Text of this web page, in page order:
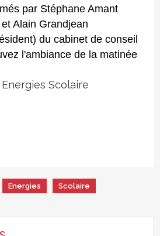
par Stéphane Amant
Alain Grandjean
du cabinet de conseil
l'ambiance de la matinée
Energies Scolaire
Energies Scolaire